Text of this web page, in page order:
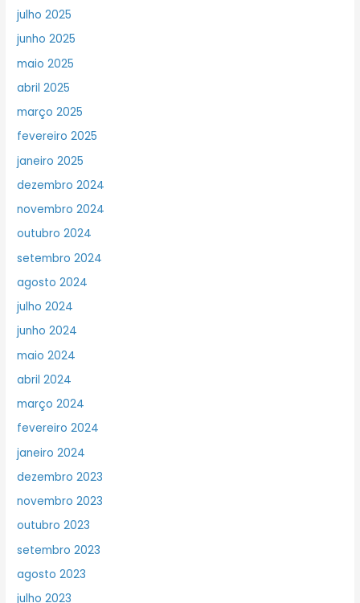
julho 2025
junho 2025
maio 2025
abril 2025
março 2025
fevereiro 2025
janeiro 2025
dezembro 2024
novembro 2024
outubro 2024
setembro 2024
agosto 2024
julho 2024
junho 2024
maio 2024
abril 2024
março 2024
fevereiro 2024
janeiro 2024
dezembro 2023
novembro 2023
outubro 2023
setembro 2023
agosto 2023
julho 2023